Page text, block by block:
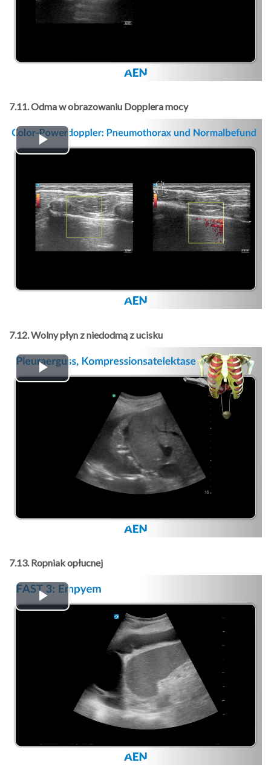
7.11. Odma w obrazowaniu Dopplera mocy
Play
Video
7.12. Wolny płyn z niedodmą z ucisku
Play
7.13. Ropniak opłucnej
Play